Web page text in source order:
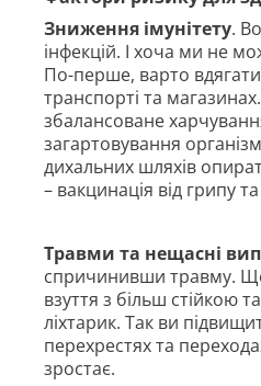
Зниження імунітету.
інфекцій. І хоча ми не
По-перше, варто
транспорті та
збалансоване
загартовування
дихальних шляхів
– вакцинація від грипу
Травми та нещасні
спричинивши травму.
взуття з більш стійкою
ліхтарик. Так ви
перехрестях та
зростає.